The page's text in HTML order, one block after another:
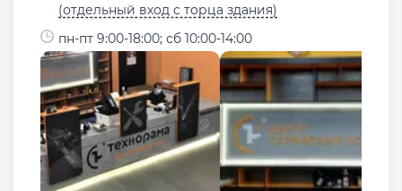
(отдельный вход с торца здания)
пн-пт 9:00-18:00; сб 10:00-14:00